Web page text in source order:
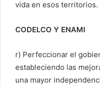
vida en esos territorios.
CODELCO Y ENAMI
r) Perfeccionar el
estableciendo las
una mayor